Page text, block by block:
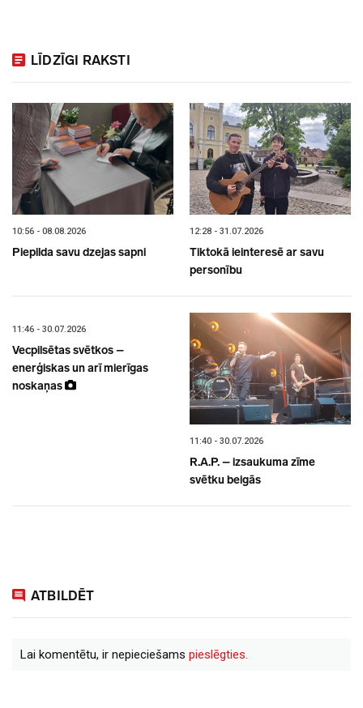
LĪDZĪGI RAKSTI
10:56 - 08.08.2026
Piepilda savu dzejas sapni
12:28 - 31.07.2026
Tiktokā ieinteresē ar savu
personību
11:46 - 30.07.2026
Vecpilsētas svētkos –
enerģiskas un arī mierīgas
noskaņas
11:40 - 30.07.2026
R.A.P. – izsaukuma zīme
svētku beigās
ATBILDĒT
Lai komentētu, ir nepieciešams pieslēgties.